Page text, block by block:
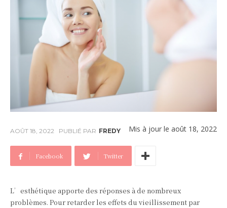
AOÛT 18, 2022 Mis à jour le août 18, 2022
PUBLIÉ PAR FREDY
Facebook Twitter
L’esthétique apporte des réponses à de nombreux
problèmes. Pour retarder les effets du vieillissement par